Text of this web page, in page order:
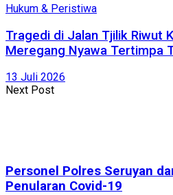
Hukum & Peristiwa
Tragedi di Jalan Tjilik Riwut
Meregang Nyawa Tertimpa
13 Juli 2026
Next Post
Personel Polres Seruyan
Penularan Covid-19